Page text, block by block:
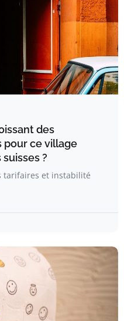
des
pour ce village
?
tarifaires et instabilité